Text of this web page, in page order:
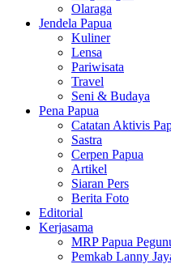
Olaraga
Jendela Papua
Kuliner
Lensa
Pariwisata
Travel
Seni & Budaya
Pena Papua
Catatan Aktivis
Sastra
Cerpen Papua
Artikel
Siaran Pers
Berita Foto
Editorial
Kerjasama
MRP Papua
Pemkab Lanny